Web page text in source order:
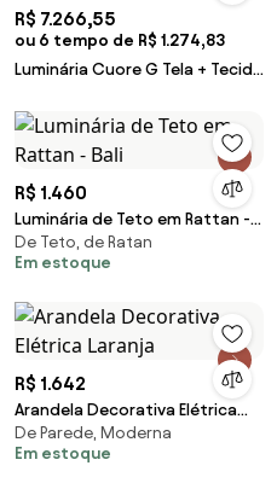
R$ 7.266,55
ou 6 tempo de R$ 1.274,83
Luminária Cuore G Tela + Tecido
Veludo Azul Safira
R$ 1.460
Luminária de Teto em Rattan -
Bali
De Teto, de Ratan
Em estoque
R$ 1.642
Arandela Decorativa Elétrica
Laranja
De Parede, Moderna
Em estoque